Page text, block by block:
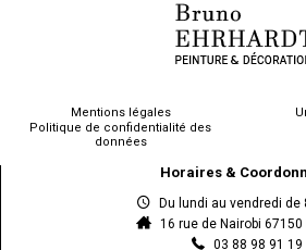
Mentions légales
Politique de confidentialité des
données
Horaires &
Du lundi au vendredi de
16 rue de Nairobi 67150
03 88 98 91 19